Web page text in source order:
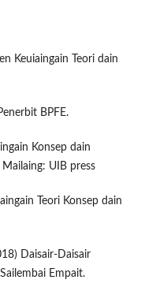
Keuiaingain Teori dain
BPFE.
Konsep dain
Mailaing: UIB press
Teori Konsep dain
Daisair-Daisair
Empait.